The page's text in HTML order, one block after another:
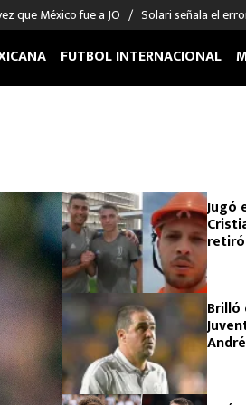
que México fue a JO Solari señala el
Boxeo
Béisbol
NFL
NBA
Más deportes
FUTBOL INTERNACIONAL
Jugó
retiró
Brilló